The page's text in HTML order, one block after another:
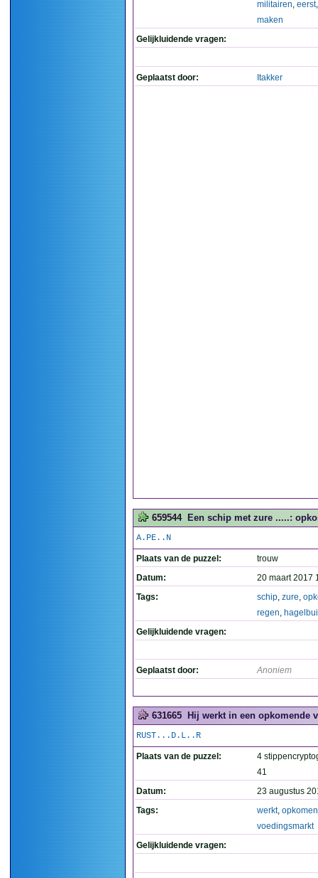
militairen, eerst
maken
Gelijkluidende vragen:
Geplaatst door: Itakker
659544 Een schip met zure .....:
A.PE..N
Plaats van de puzzel:
trouw
Datum:
20 maart 2017
Tags:
schip, zure,
regen, hagelbui
Gelijkluidende vragen:
Geplaatst door: Anoniem
631665 Hij werkt in een opkomende
RUST...D.L..R
Plaats van de puzzel:
4
41
Datum:
23 augustus
Tags:
werkt,
voedingsmarkt
Gelijkluidende vragen: